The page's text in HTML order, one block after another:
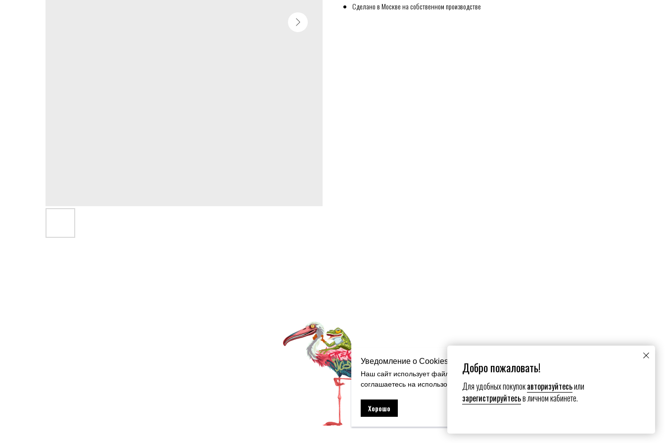
Добро пожаловать!
Для удобных покупокавторизуйтесьили
зарегистрируйтесьв личном кабинете.
Уведомление о Cookies
Наш сайт использует файлы cookie. Продолжая пользоваться сайтом вы
соглашаетесь на использование нами ваших файлов cookie.
Хорошо
Сделано в Москве на собственном производстве